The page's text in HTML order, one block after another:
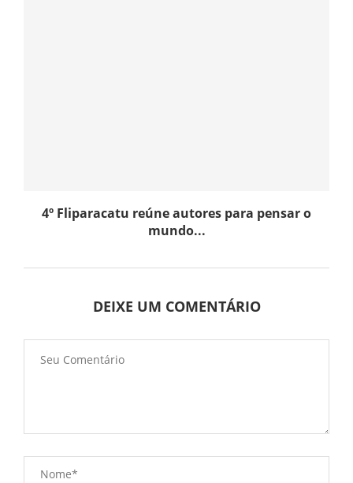
4º Fliparacatu reúne autores para pensar o
mundo...
DEIXE UM COMENTÁRIO